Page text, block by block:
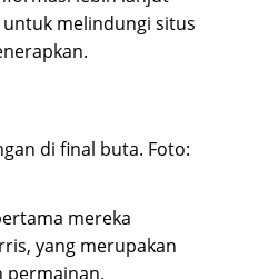
untuk melindungi situs
di final buta. Foto:
mereka
yang merupakan
permainan,